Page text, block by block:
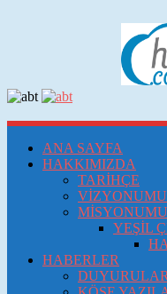
ANA SAYFA
HAKKIMIZDA
TARİHÇE
YEŞİL
HABERLER
DUYURULAR